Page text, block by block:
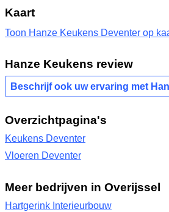
Kaart
Toon Hanze Keukens Deventer op
Hanze Keukens review
Beschrijf ook uw ervaring met
Overzichtpagina's
Keukens Deventer
Vloeren Deventer
Meer bedrijven in Overijssel
Hartgerink Interieurbouw